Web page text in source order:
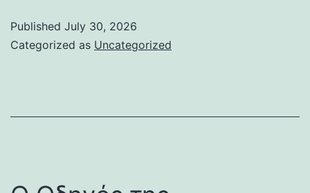
Published July 30, 2026
Categorized as Uncategorized